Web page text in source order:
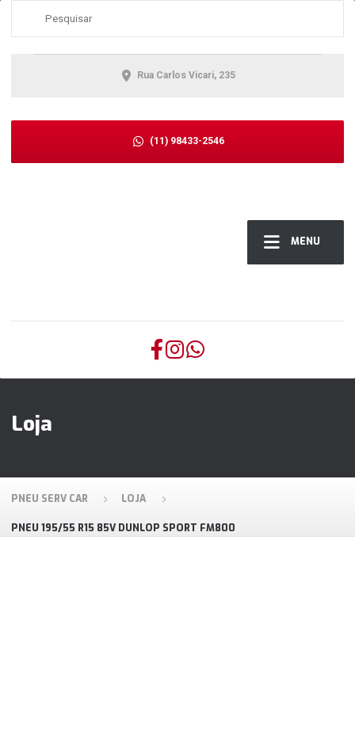
MENU
Rua Carlos Vicari, 235
(11) 98433-2546
Loja
PNEU SERV CAR LOJA
PNEU 195/55 R15 85V DUNLOP SPORT FM800